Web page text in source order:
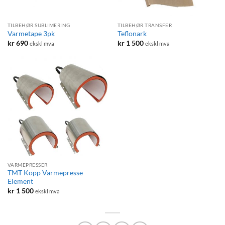
TILBEHØR SUBLIMERING
Varmetape 3pk
kr690 ekskl mva
TILBEHØR TRANSFER
Teflonark
kr1 500 ekskl mva
VARMEPRESSER
TMT Kopp Varmepresse
Element
kr1 500 ekskl mva